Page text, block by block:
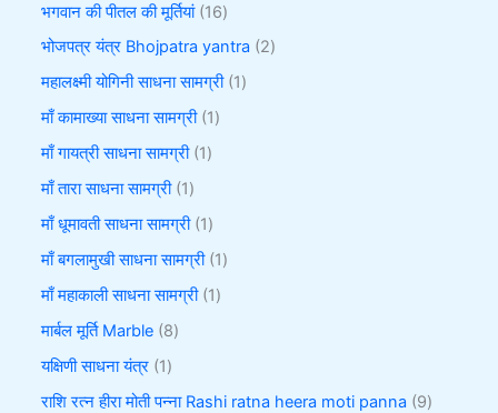
भगवान की पीतल की मूर्तियां 16
भोजपत्र यंत्र Bhojpatra yantra 2
महालक्ष्मी योगिनी साधना सामग्री 1
माँ कामाख्या साधना सामग्री 1
माँ गायत्री साधना सामग्री 1
माँ तारा साधना सामग्री 1
माँ धूमावती साधना सामग्री 1
माँ बगलामुखी साधना सामग्री 1
माँ महाकाली साधना सामग्री 1
मार्बल मूर्ति Marble 8
यक्षिणी साधना यंत्र 1
राशि रत्न हीरा मोती पन्ना Rashi ratna heera moti panna 9